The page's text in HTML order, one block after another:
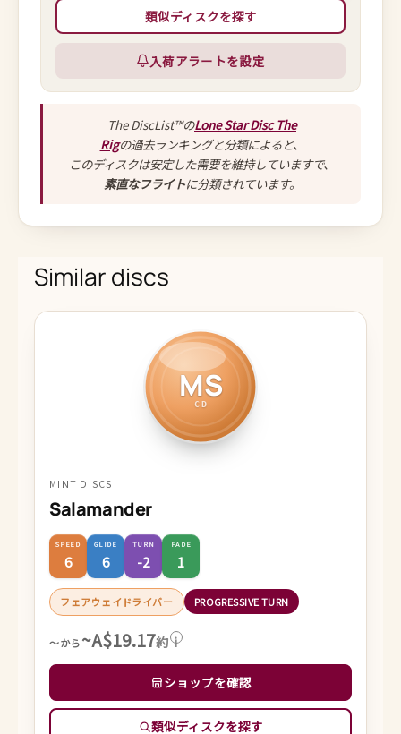
類似ディスクを探す
入荷アラートを設定
The DiscList™のLone Star Disc The
Rigの過去ランキングと分類によると、
このディスクは安定した需要を維持していますで、
素直なフライトに分類されています。
Similar discs
MS
CD
MINT DISCS
Salamander
SPEED
6
GLIDE
6
TURN
-2
FADE
1
フェアウェイドライバー PROGRESSIVE TURN
～から~A$19.17約 i
ショップを確認
類似ディスクを探す